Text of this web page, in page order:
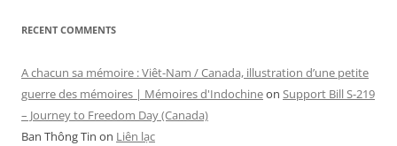
RECENT COMMENTS
A chacun sa mémoire : Viêt-Nam / Canada, illustration d’une petite
guerre des mémoires | Mémoires d'Indochineon Support Bill S-219
– Journey to Freedom Day (Canada)
Ban Thông Tin on Liên lạc